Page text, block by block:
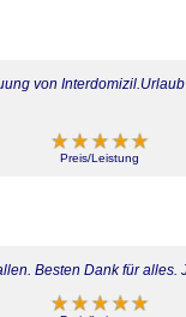
von
Preis/Leistung
Besten Dank für alles.